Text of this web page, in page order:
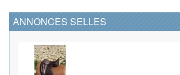
ANNONCES SELLES